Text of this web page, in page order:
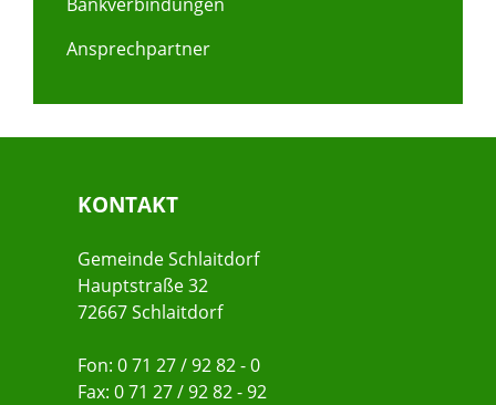
Ansprechpartner
KONTAKT
Gemeinde Schlaitdorf
Hauptstraße 32
72667 Schlaitdorf
Fon: 0 71 27 / 92 82 - 0
Fax: 0 71 27 / 92 82 - 92